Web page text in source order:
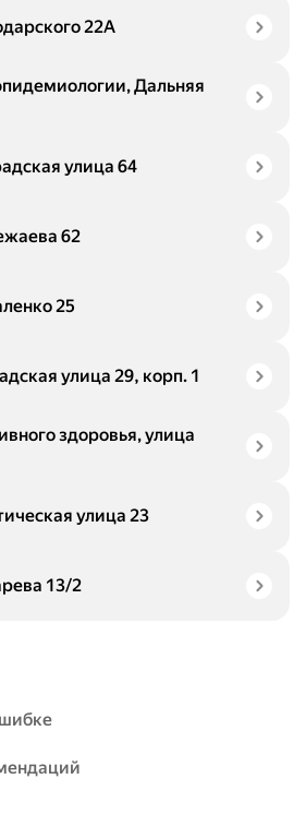
22А
Дальняя
улица 64
62
25
улица 29, корп. 1
здоровья, улица
улица 23
13/2